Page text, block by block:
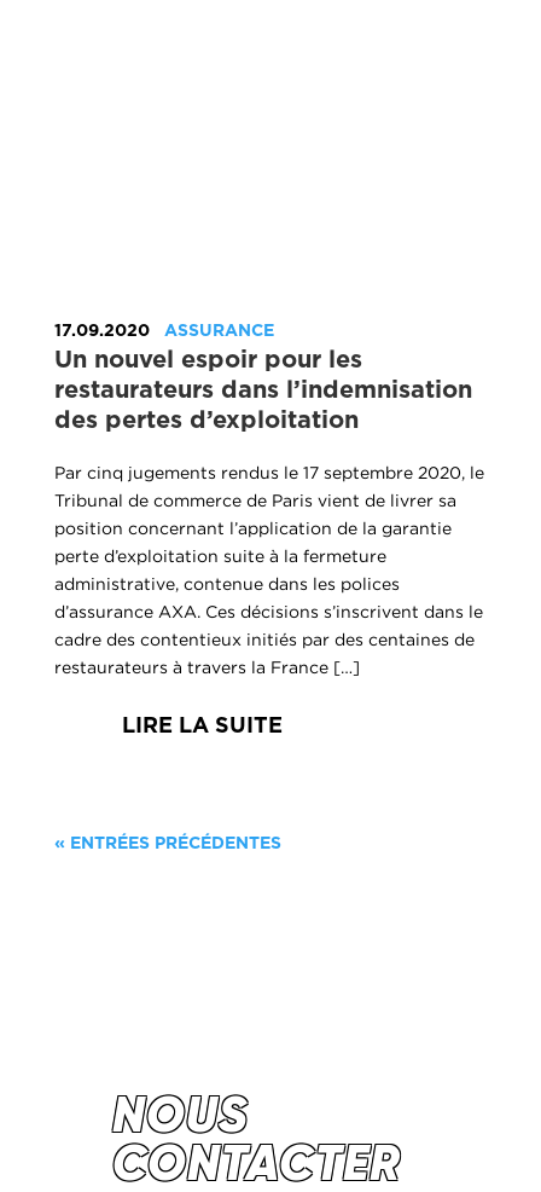
17.09.2020 ASSURANCE
Un nouvel espoir pour les
restaurateurs dans l’indemnisation
des pertes d’exploitation
Par cinq jugements rendus le 17 septembre 2020, le
Tribunal de commerce de Paris vient de livrer sa
position concernant l’application de la garantie
perte d’exploitation suite à la fermeture
administrative, contenue dans les polices
d’assurance AXA. Ces décisions s’inscrivent dans le
cadre des contentieux initiés par des centaines de
restaurateurs à travers la France […]
LIRE LA SUITE
« ENTRÉES PRÉCÉDENTES
NOUS
CONTACTER